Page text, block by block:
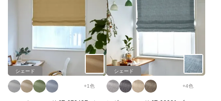
シェード
+1色
シェード
+4色